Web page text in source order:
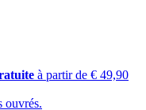
à partir de € 49,90
ouvrés.